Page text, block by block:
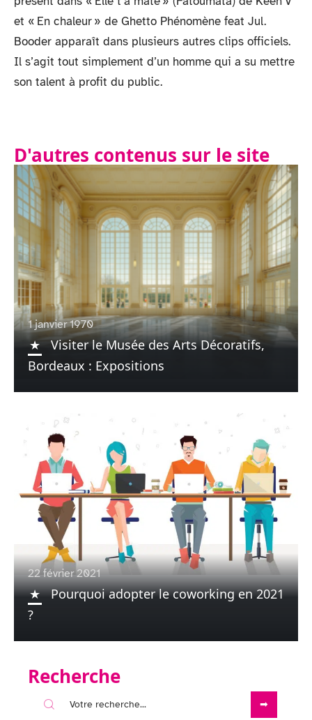
et « En chaleur » de Ghetto Phénomène feat Jul.
Booder apparaît dans plusieurs autres clips officiels.
Il s’agit tout simplement d’un homme qui a su mettre
son talent à profit du public.
D'autres contenus sur le site
1 janvier 1970
Visiter le Musée des Arts Décoratifs,
Bordeaux : Expositions
22 février 2021
Pourquoi adopter le coworking en 2021
?
Recherche